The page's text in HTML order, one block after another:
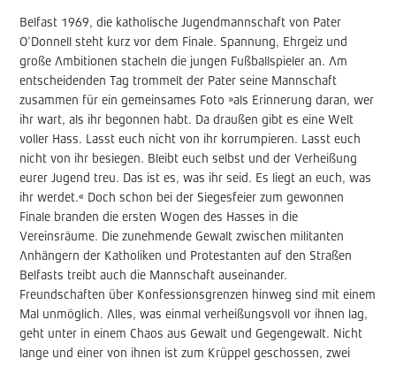
Belfast 1969, die katholische Jugendmannschaft von Pater
O’Donnell steht kurz vor dem Finale. Spannung, Ehrgeiz und
große Ambitionen stacheln die jungen Fußballspieler an. Am
entscheidenden Tag trommelt der Pater seine Mannschaft
zusammen für ein gemeinsames Foto »als Erinnerung daran, wer
ihr wart, als ihr begonnen habt. Da draußen gibt es eine Welt
voller Hass. Lasst euch nicht von ihr korrumpieren. Lasst euch
nicht von ihr besiegen. Bleibt euch selbst und der Verheißung
eurer Jugend treu. Das ist es, was ihr seid. Es liegt an euch, was
ihr werdet.« Doch schon bei der Siegesfeier zum gewonnen
Finale branden die ersten Wogen des Hasses in die
Vereinsräume. Die zunehmende Gewalt zwischen militanten
Anhängern der Katholiken und Protestanten auf den Straßen
Belfasts treibt auch die Mannschaft auseinander.
Freundschaften über Konfessionsgrenzen hinweg sind mit einem
Mal unmöglich. Alles, was einmal verheißungsvoll vor ihnen lag,
geht unter in einem Chaos aus Gewalt und Gegengewalt. Nicht
lange und einer von ihnen ist zum Krüppel geschossen, zwei